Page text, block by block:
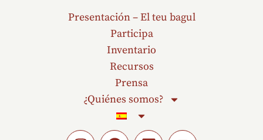
Presentación – El teu bagul
Participa
Inventario
Recursos
Prensa
¿Quiénes somos?